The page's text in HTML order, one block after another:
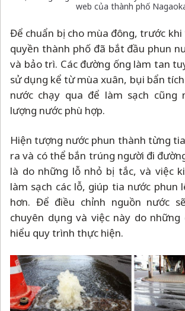
web của thành phố
Để chuẩn bị cho mùa đông, trước
quyền thành phố đã bắt đầu phun
và bảo trì. Các đường ống làm tan
sử dụng kể từ mùa xuân, bụi bẩn
nước chạy qua để làm sạch cũng
lượng nước phù hợp.
Hiện tượng nước phun thành từng
ra và có thể bắn trúng người đi
là do những lỗ nhỏ bị tắc, và việc
làm sạch các lỗ, giúp tia nước phun
hơn. Để điều chỉnh nguồn nước
chuyên dụng và việc này do những
hiểu quy trình thực hiện.